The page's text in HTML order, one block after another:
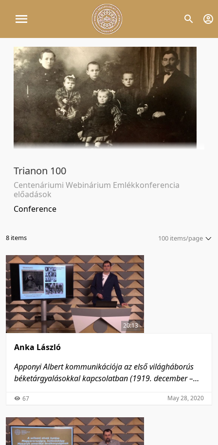
Trianon 100
Centenáriumi Webinárium Emlékkonferencia
előadások
Conference
8 items
100 items/page
20:13
Anka László
Apponyi Albert kommunikációja az első világháborús
béketárgyalásokkal kapcsolatban (1919. december –
67 May 28, 2020